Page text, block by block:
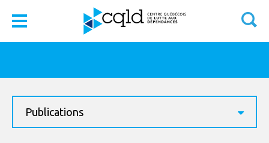
Publications